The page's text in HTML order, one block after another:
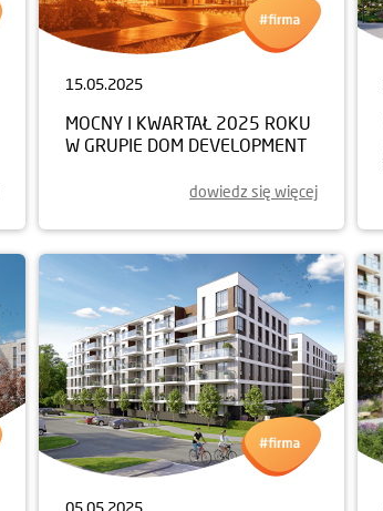
15.05.2025
MOCNY I KWARTAŁ 2025 ROKU
W GRUPIE DOM DEVELOPMENT
dowiedz się więcej
05.05.2025